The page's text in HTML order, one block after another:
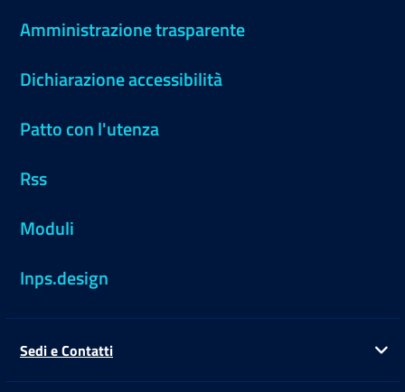
Amministrazione trasparente
Dichiarazione accessibilità
Patto con l'utenza
Rss
Moduli
Inps.design
Sedi e Contatti